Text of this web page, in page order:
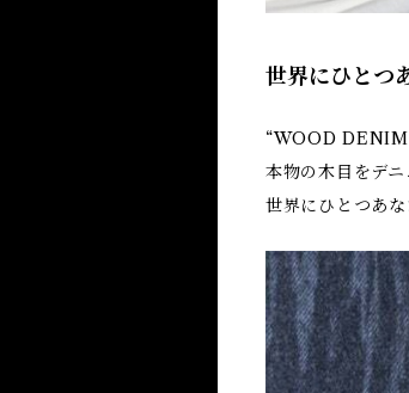
世界にひとつ
“WOOD
本物の木目をデ
世界にひとつあな